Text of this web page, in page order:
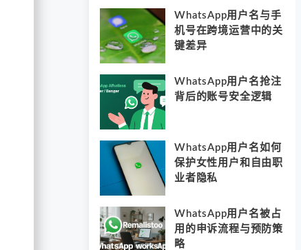
WhatsApp用户名与手
机号在跨境运营中的关
键差异
WhatsApp用户名抢注
背后的账号安全逻辑
WhatsApp用户名如何
保护女性用户和自由职
业者隐私
WhatsApp用户名被占
用的申诉流程与预防策
略